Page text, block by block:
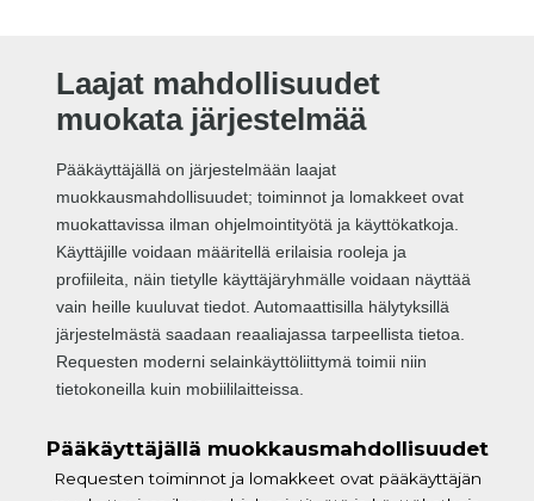
Laajat mahdollisuudet
muokata järjestelmää
Pääkäyttäjällä on järjestelmään laajat
muokkausmahdollisuudet; toiminnot ja lomakkeet ovat
muokattavissa ilman ohjelmointityötä ja käyttökatkoja.
Käyttäjille voidaan määritellä erilaisia rooleja ja
profiileita, näin tietylle käyttäjäryhmälle voidaan näyttää
vain heille kuuluvat tiedot. Automaattisilla hälytyksillä
järjestelmästä saadaan reaaliajassa tarpeellista tietoa.
Requesten moderni selainkäyttöliittymä toimii niin
tietokoneilla kuin mobiililaitteissa.
Pääkäyttäjällä muokkausmahdollisuudet
Requesten toiminnot ja lomakkeet ovat pääkäyttäjän